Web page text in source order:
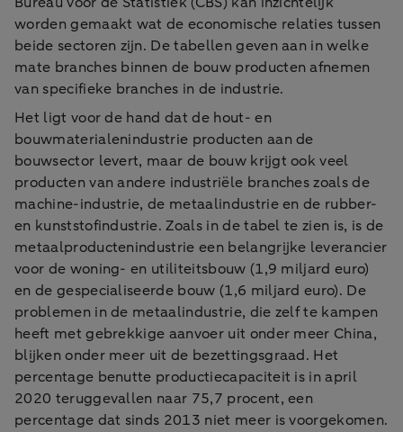
worden gemaakt wat de economische relaties tussen
beide sectoren zijn. De tabellen geven aan in welke
mate branches binnen de bouw producten afnemen
van specifieke branches in de industrie.
Het ligt voor de hand dat de hout- en
bouwmaterialenindustrie producten aan de
bouwsector levert, maar de bouw krijgt ook veel
producten van andere industriële branches zoals de
machine-industrie, de metaalindustrie en de rubber-
en kunststofindustrie. Zoals in de tabel te zien is, is de
metaalproductenindustrie een belangrijke leverancier
voor de woning- en utiliteitsbouw (1,9 miljard euro)
en de gespecialiseerde bouw (1,6 miljard euro). De
problemen in de metaalindustrie, die zelf te kampen
heeft met gebrekkige aanvoer uit onder meer China,
blijken onder meer uit de bezettingsgraad. Het
percentage benutte productiecapaciteit is in april
2020 teruggevallen naar 75,7 procent, een
percentage dat sinds 2013 niet meer is voorgekomen.